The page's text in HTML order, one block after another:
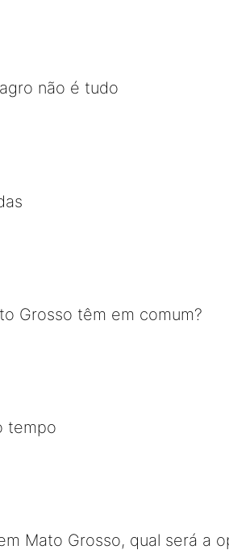
não é tudo
Grosso têm em comum?
tempo
Mato Grosso, qual será a